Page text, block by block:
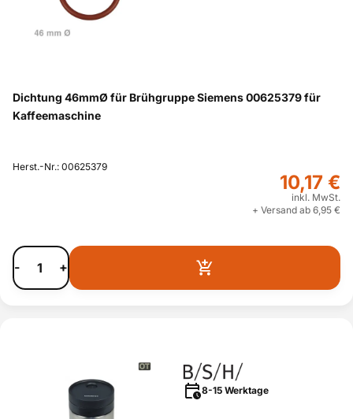
Dichtung 46mmØ für Brühgruppe Siemens 00625379 für
Kaffeemaschine
Herst.-Nr.: 00625379
10,17 €
inkl. MwSt.
+ Versand ab 6,95 €
- +
8-15 Werktage